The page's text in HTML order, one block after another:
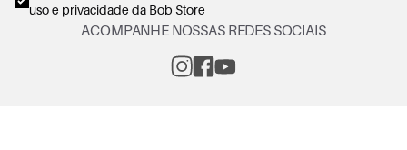
uso e privacidadeda Bob Store
ACOMPANHE NOSSAS REDES SOCIAIS